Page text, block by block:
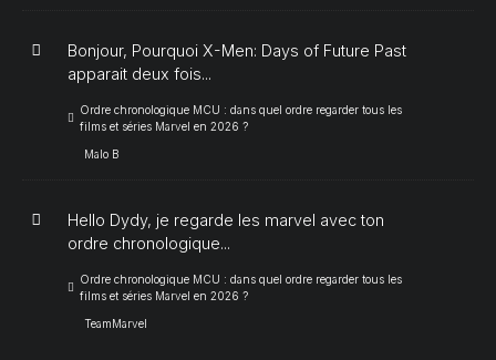
Bonjour, Pourquoi X-Men: Days of Future Past
apparait deux fois...
Ordre chronologique MCU : dans quel ordre regarder tous les
films et séries Marvel en 2026 ?
Malo B
Hello Dydy, je regarde les marvel avec ton
ordre chronologique...
Ordre chronologique MCU : dans quel ordre regarder tous les
films et séries Marvel en 2026 ?
TeamMarvel